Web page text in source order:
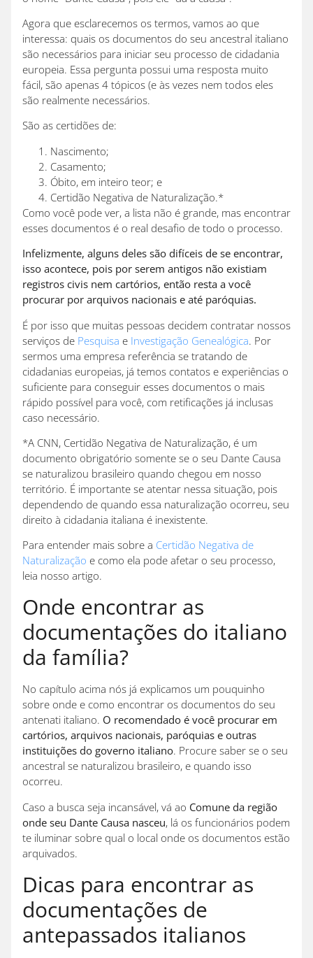
Agora que esclarecemos os termos, vamos ao que
interessa: quais os documentos do seu ancestral italiano
são necessários para iniciar seu processo de cidadania
europeia. Essa pergunta possui uma resposta muito
fácil, são apenas 4 tópicos (e às vezes nem todos eles
são realmente necessários.
São as certidões de:
Nascimento;
Casamento;
Óbito, em inteiro teor; e
Certidão Negativa de Naturalização.*
Como você pode ver, a lista não é grande, mas encontrar
esses documentos é o real desafio de todo o processo.
Infelizmente, alguns deles são difíceis de se encontrar,
isso acontece, pois por serem antigos não existiam
registros civis nem cartórios, então resta a você
procurar por arquivos nacionais e até paróquias.
É por isso que muitas pessoas decidem contratar nossos
serviços de Pesquisa e Investigação Genealógica. Por
sermos uma empresa referência se tratando de
cidadanias europeias, já temos contatos e experiências o
suficiente para conseguir esses documentos o mais
rápido possível para você, com retificações já inclusas
caso necessário.
*A CNN, Certidão Negativa de Naturalização, é um
documento obrigatório somente se o seu Dante Causa
se naturalizou brasileiro quando chegou em nosso
território. É importante se atentar nessa situação, pois
dependendo de quando essa naturalização ocorreu, seu
direito à cidadania italiana é inexistente.
Para entender mais sobre a Certidão Negativa de
Naturalização e como ela pode afetar o seu processo,
leia nosso artigo.
Onde encontrar as
documentações do italiano
da família?
No capítulo acima nós já explicamos um pouquinho
sobre onde e como encontrar os documentos do seu
antenati italiano. O recomendado é você procurar em
cartórios, arquivos nacionais, paróquias e outras
instituições do governo italiano. Procure saber se o seu
ancestral se naturalizou brasileiro, e quando isso
ocorreu.
Caso a busca seja incansável, vá ao Comune da região
onde seu Dante Causa nasceu, lá os funcionários podem
te iluminar sobre qual o local onde os documentos estão
arquivados.
Dicas para encontrar as
documentações de
antepassados italianos